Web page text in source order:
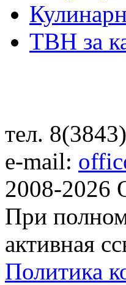
ТВН за
тел.
e-mail:
2008-
При
активная
Политика